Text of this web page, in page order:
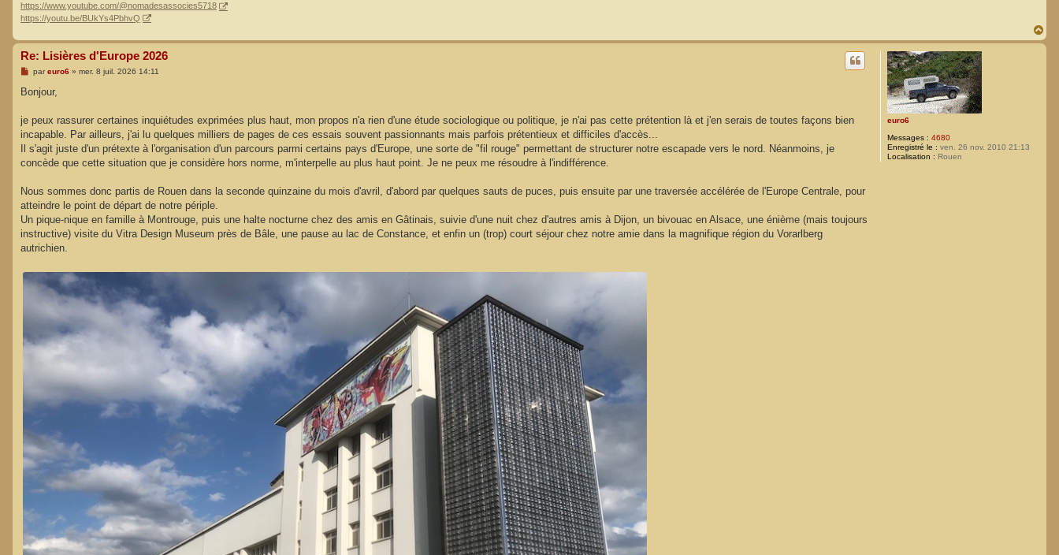
https://www.youtube.com/@nomadesassocies5718
https://youtu.be/BUkYs4PbhvQ
a
euro6
Messages : 4680
Enregistré le : ven. 26 nov. 2010 21:13
Localisation : Rouen
Re: Lisières d'Europe 2026
M
s
g
e
pareuro6» mer. 8 juil. 2026 14:11
Bonjour,
je peux rassurer certaines inquiétudes exprimées plus haut, mon propos n'a rien d'une étude sociologique ou politique, je n'ai pas cette prétention là et j'en serais de toutes façons bien
incapable. Par ailleurs, j'ai lu quelques milliers de pages de ces essais souvent passionnants mais parfois prétentieux et difficiles d'accès...
Il s'agit juste d'un prétexte à l'organisation d'un parcours parmi certains pays d'Europe, une sorte de "fil rouge" permettant de structurer notre escapade vers le nord. Néanmoins, je
concède que cette situation que je considère hors norme, m'interpelle au plus haut point. Je ne peux me résoudre à l'indifférence.
Nous sommes donc partis de Rouen dans la seconde quinzaine du mois d'avril, d'abord par quelques sauts de puces, puis ensuite par une traversée accélérée de l'Europe Centrale, pour
atteindre le point de départ de notre périple.
Un pique-nique en famille à Montrouge, puis une halte nocturne chez des amis en Gâtinais, suivie d'une nuit chez d'autres amis à Dijon, un bivouac en Alsace, une énième (mais toujours
instructive) visite du Vitra Design Museum près de Bâle, une pause au lac de Constance, et enfin un (trop) court séjour chez notre amie dans la magnifique région du Vorarlberg
autrichien.